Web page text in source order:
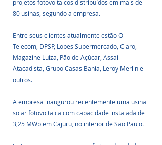
projetos fotovoltaicos distribuídos em mais de
80 usinas, segundo a empresa.
Entre seus clientes atualmente estão Oi
Telecom, DPSP, Lopes Supermercado, Claro,
Magazine Luiza, Pão de Açúcar, Assaí
Atacadista, Grupo Casas Bahia, Leroy Merlin e
outros.
A empresa inaugurou recentemente uma usina
solar fotovoltaica com capacidade instalada de
3,25 MWp em Cajuru, no interior de São Paulo.